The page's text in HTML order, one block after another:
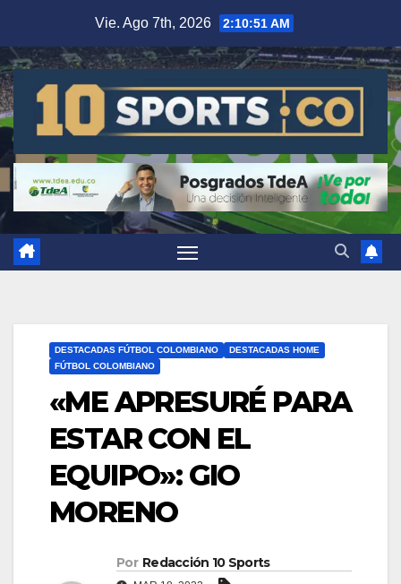
Vie. Ago 7th, 2026 2:10:51 AM
DESTACADAS FÚTBOL COLOMBIANO
DESTACADAS HOME
FÚTBOL COLOMBIANO
«ME APRESURÉ PARA
ESTAR CON EL
EQUIPO»: GIO
MORENO
Por Redacción 10 Sports